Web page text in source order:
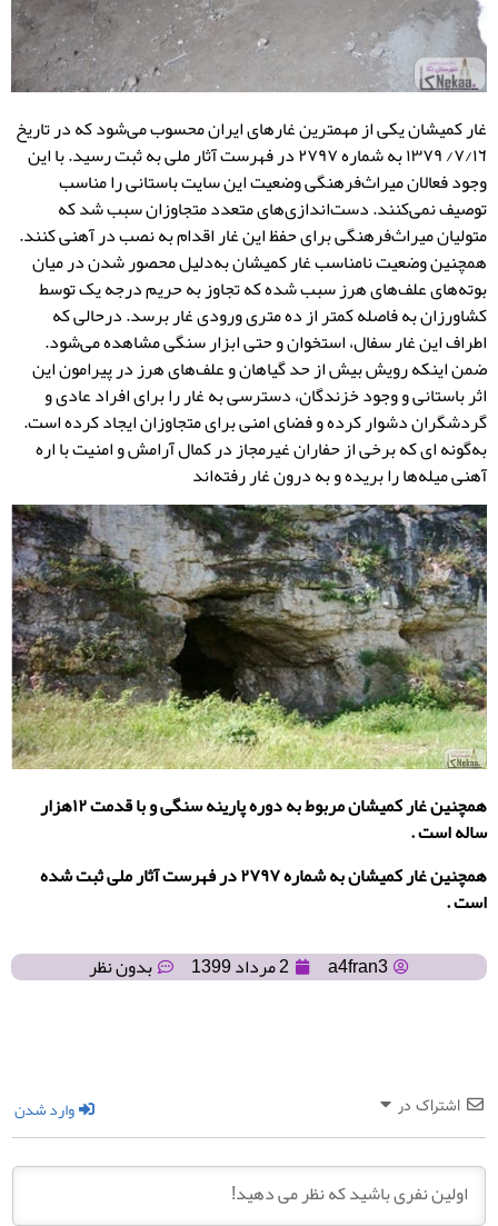
غار کمیشان یکی از مهمترین غارهای ایران محسوب می‌شود که در تاریخ
٧/١٦/ ١٣٧٩ به شماره ٢٧٩٧ در فهرست آثار ملی به ثبت رسید. با این
وجود فعالان میراث‌فرهنگی وضعیت این سایت باستانی را مناسب
توصیف نمی‌کنند. دست‌اندازی‌های متعدد متجاوزان سبب شد که
متولیان میراث‌فرهنگی برای حفظ این غار اقدام به نصب در آهنی کنند.
همچنین وضعیت نامناسب غار کمیشان به‌دلیل محصور شدن در میان
بوته‌های علف‌های هرز سبب شده که تجاوز به حریم درجه یک توسط
کشاورزان به فاصله کمتر از ده متری ورودی غار برسد. درحالی که
اطراف این غار سفال، استخوان و حتی ابزار سنگی مشاهده می‌شود.
ضمن اینکه رویش بیش از حد گیاهان و علف‌های هرز در پیرامون این
اثر باستانی و وجود خزندگان، دسترسی به غار را برای افراد عادی و
گردشگران دشوار کرده و فضای امنی برای متجاوزان ایجاد کرده است.
به‌گونه ای که برخی از حفاران غیرمجاز در کمال آرامش و امنیت با اره
آهنی میله‌ها را بریده و به درون غار رفته‌اند
همچنین غار کمیشان مربوط به دوره پارینه سنگی و با قدمت ۱۲هزار
ساله است .
همچنین غار کمیشان به شماره ۲۷۹۷ در فهرست آثار ملی ثبت شده
است .
a4fran3
2 مرداد 1399 بدون نظر
اشتراک در وارد شدن